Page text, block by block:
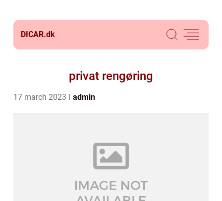
DICAR.dk
privat rengøring
17 march 2023 admin